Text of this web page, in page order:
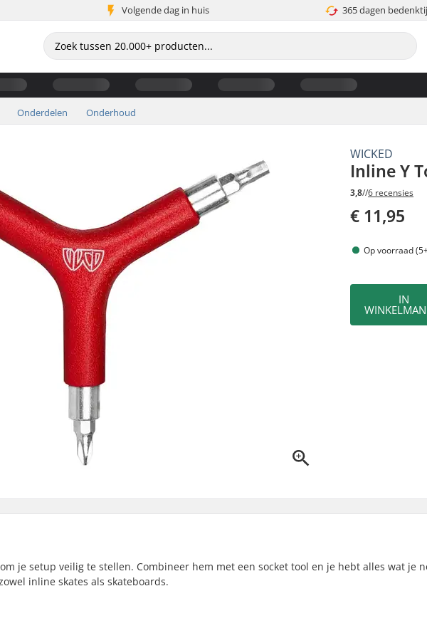
Volgende dag in huis 365 dagen
Onderdelen Onderhoud
WICKED
Inline Y
3,8//6 recensies
€ 11,95
Op voorraad
IN
je setup veilig te stellen. Combineer hem met een socket tool en je hebt alles wat je
inline skates als skateboards.